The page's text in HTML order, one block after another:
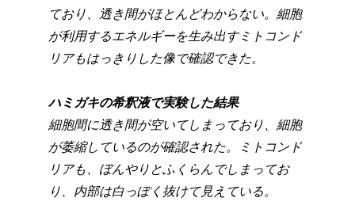
ており、透き間がほとんどわからない。細胞
が利用するエネルギーを生み出すミトコンド
リアもはっきりした像で確認できた。
ハミガキの希釈液で実験した結果
細胞間に透き間が空いてしまっており、細胞
が萎縮しているのが確認された。ミトコンド
リアも、ぼんやりとふくらんでしまってお
り、内部は白っぽく抜けて見えている。